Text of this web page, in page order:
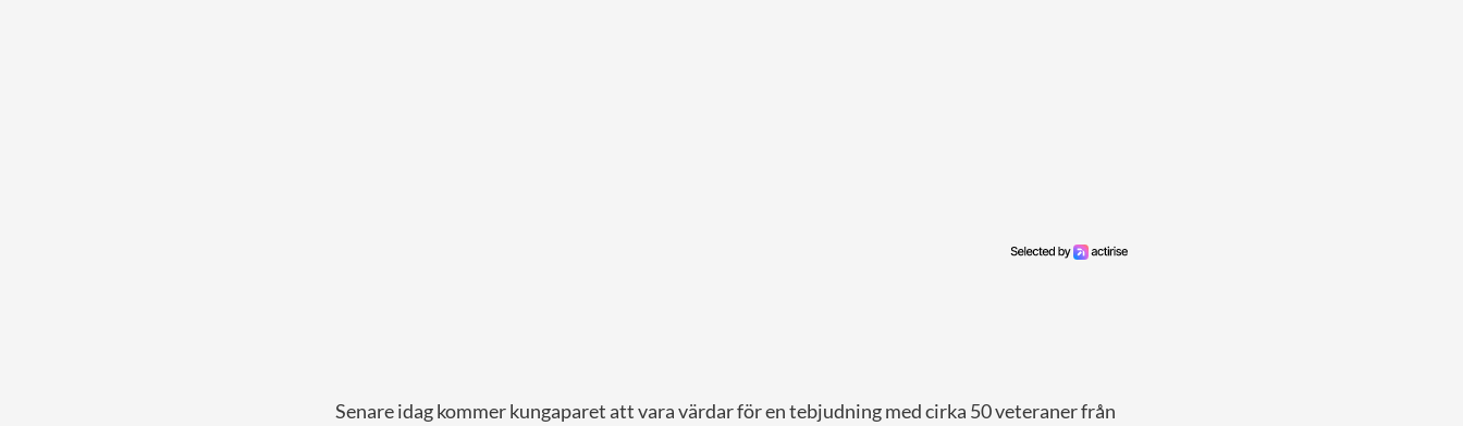
Senare idag kommer kungaparet att vara värdar för en tebjudning med cirka 50 veteraner från